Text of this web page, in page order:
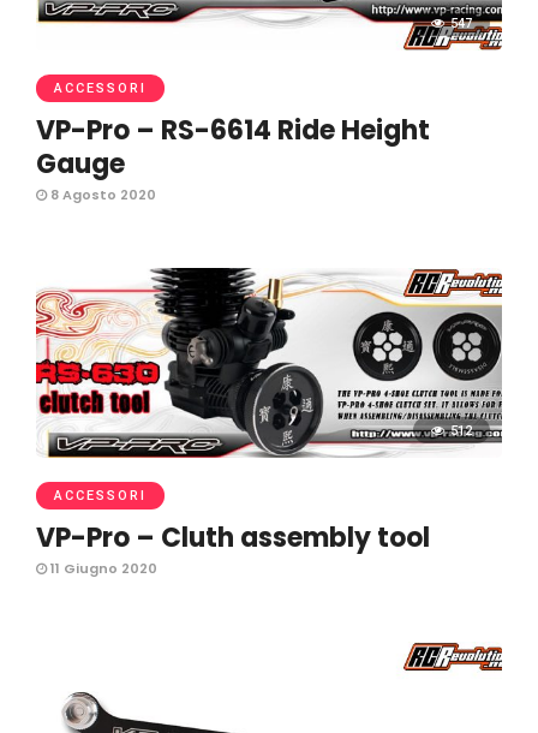
547
ACCESSORI
VP-Pro – RS-6614 Ride Height
Gauge
8 Agosto 2020
512
ACCESSORI
VP-Pro – Cluth assembly tool
11 Giugno 2020